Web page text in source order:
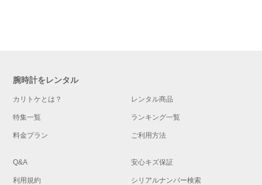
腕時計をレンタル
カリトケとは？ レンタル商品
特集一覧 ランキング一覧
料金プラン ご利用方法
Q&A 安心キズ保証
利用規約 シリアルナンバー検索